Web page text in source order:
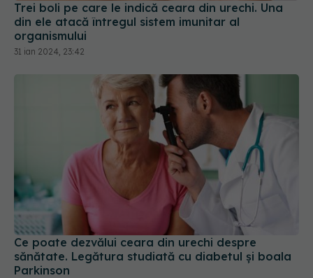
Trei boli pe care le indică ceara din urechi. Una
din ele atacă întregul sistem imunitar al
organismului
31 ian 2024, 23:42
Ce poate dezvălui ceara din urechi despre
sănătate. Legătura studiată cu diabetul și boala
Parkinson